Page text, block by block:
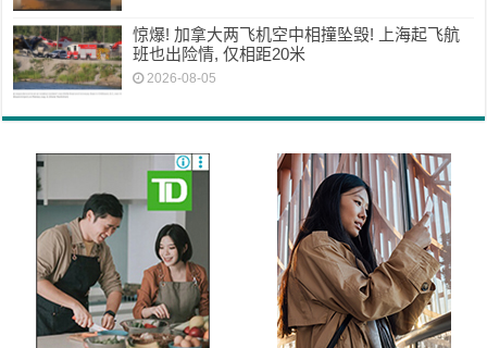
惊爆! 加拿大两飞机空中相撞坠毁! 上海起飞航
班也出险情, 仅相距20米
2026-08-05